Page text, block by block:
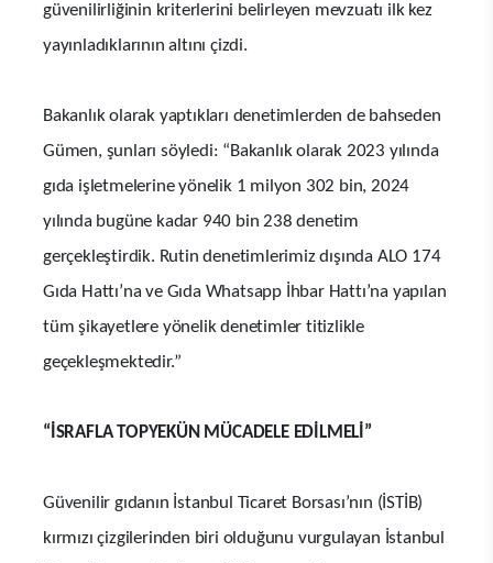
güvenilirliğinin kriterlerini belirleyen mevzuatı ilk kez
yayınladıklarının altını çizdi.
Bakanlık olarak yaptıkları denetimlerden de bahseden
Gümen, şunları söyledi: “Bakanlık olarak 2023 yılında
gıda işletmelerine yönelik 1 milyon 302 bin, 2024
yılında bugüne kadar 940 bin 238 denetim
gerçekleştirdik. Rutin denetimlerimiz dışında ALO 174
Gıda Hattı’na ve Gıda Whatsapp İhbar Hattı’na yapılan
tüm şikayetlere yönelik denetimler titizlikle
geçekleşmektedir.”
“İSRAFLA TOPYEKÜN MÜCADELE EDİLMELİ”
Güvenilir gıdanın İstanbul Ticaret Borsası’nın (İSTİB)
kırmızı çizgilerinden biri olduğunu vurgulayan İstanbul